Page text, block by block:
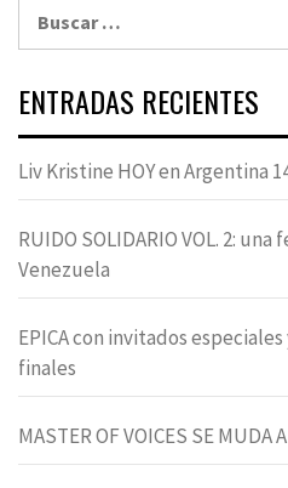
ENTRADAS RECIENTES
Liv Kristine HOY en Argentina
RUIDO SOLIDARIO VOL. 2:
Venezuela
EPICA con invitados especiales
finales
MASTER OF VOICES SE MUDA